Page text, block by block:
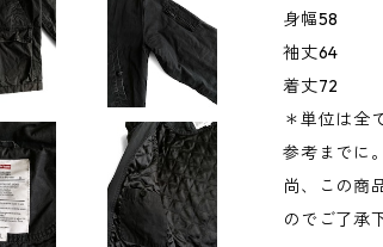
身幅58
袖丈64
着丈72
＊単位は全
参考までに
尚、この商
のでご了承